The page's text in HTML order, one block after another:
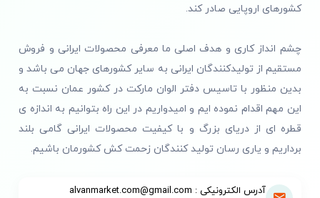
کشورهای اروپایی صادر کند.
چشم انداز کاری و هدف اصلی ما معرفی محصولات ایرانی و فروش
مستقیم از تولیدکنندگان ایرانی به سایر کشورهای جهان می باشد و
بدین منظور با تاسیس دفتر الوان مارکت در کشور عمان نسبت به
این مهم اقدام نموده ایم و امیدواریم در این راه بتوانیم به اندازه ی
قطره ای از دریای بزرگ و با کیفیت محصولات ایرانی گامی بلند
برداریم و یاری رسان تولید کنندگان زحمت کش کشورمان باشیم.
آدرس الکترونیکی : alvanmarket.com@gmail.com